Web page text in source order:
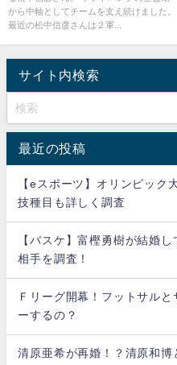
から中軸としてチームを支え続けました。
最近の松中信彦さんは２軍...
サイト内検索
最近の投稿
【eスポーツ】オリンピック
技種目も詳しく調査
【バスケ】富樫勇樹が結婚
相手を調査！
Ｆリーグ開幕！フットサル
ーするの？
清原亜希が再婚！？清原和